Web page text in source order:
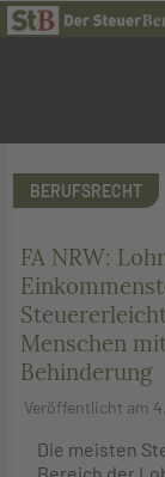
Zum
Inhalt
BERUFSRECHT
FA NRW:
Menschen
Behinderung
Veröffentlicht am
Die meisten